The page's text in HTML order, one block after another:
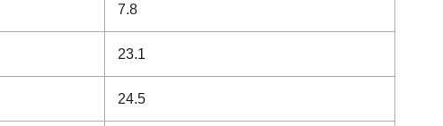
7.8
23.1
24.5